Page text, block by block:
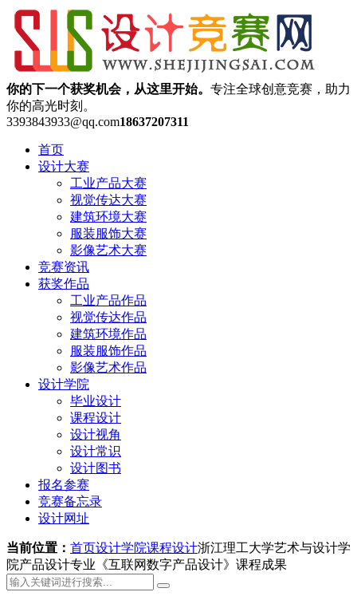
你的下一个获奖机会，从这里开始。 专注全球创意竞赛，助力
你的高光时刻。
3393843933@qq.com18637207311
首页
设计大赛
工业产品大赛
视觉传达大赛
建筑环境大赛
服装服饰大赛
影像艺术大赛
竞赛资讯
获奖作品
工业产品作品
视觉传达作品
建筑环境作品
服装服饰作品
影像艺术作品
设计学院
毕业设计
课程设计
设计视角
设计常识
设计图书
报名参赛
竞赛备忘录
设计网址
当前位置： 首页设计学院课程设计浙江理工大学艺术与设计学
院产品设计专业《互联网数字产品设计》课程成果